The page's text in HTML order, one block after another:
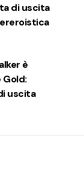
di uscita
è
uscita